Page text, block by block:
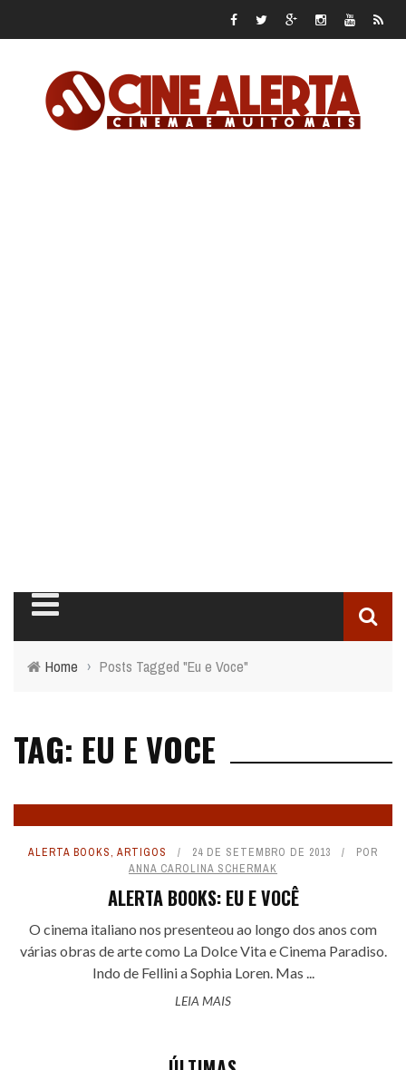
Home › Posts Tagged "Eu e Voce"
TAG: EU E VOCE
ALERTA BOOKS, ARTIGOS 24 DE SETEMBRO DE 2013
POR
ANNA CAROLINA SCHERMAK
ALERTA BOOKS: EU E VOCÊ
O cinema italiano nos presenteou ao longo dos anos com
várias obras de arte como La Dolce Vita e Cinema Paradiso.
Indo de Fellini a Sophia Loren. Mas ...
LEIA MAIS